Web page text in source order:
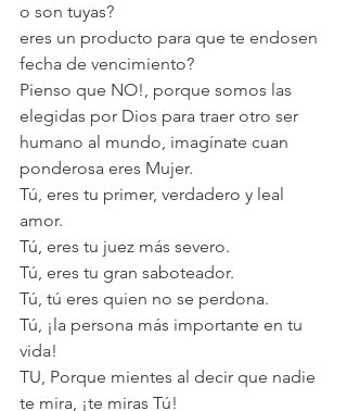
o son tuyas?
eres un producto para que te endosen
fecha de vencimiento?
Pienso que NO!, porque somos las
elegidas por Dios para traer otro ser
humano al mundo, imagínate cuan
ponderosa eres Mujer.
Tú, eres tu primer, verdadero y leal
amor.
Tú, eres tu juez más severo.
Tú, eres tu gran saboteador.
Tú, tú eres quien no se perdona.
Tú, ¡la persona más importante en tu
vida!
TU, Porque mientes al decir que nadie
te mira, ¡te miras Tú!